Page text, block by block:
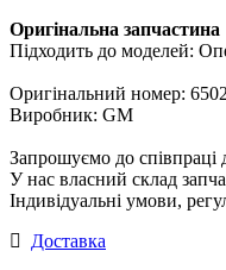
Оригінальна запчастина
Підходить до моделей:
Оригінальний номер:
Виробник: GM
Запрошуємо до співпраці
У нас власний склад
Індивідуальні умови,
Доставка